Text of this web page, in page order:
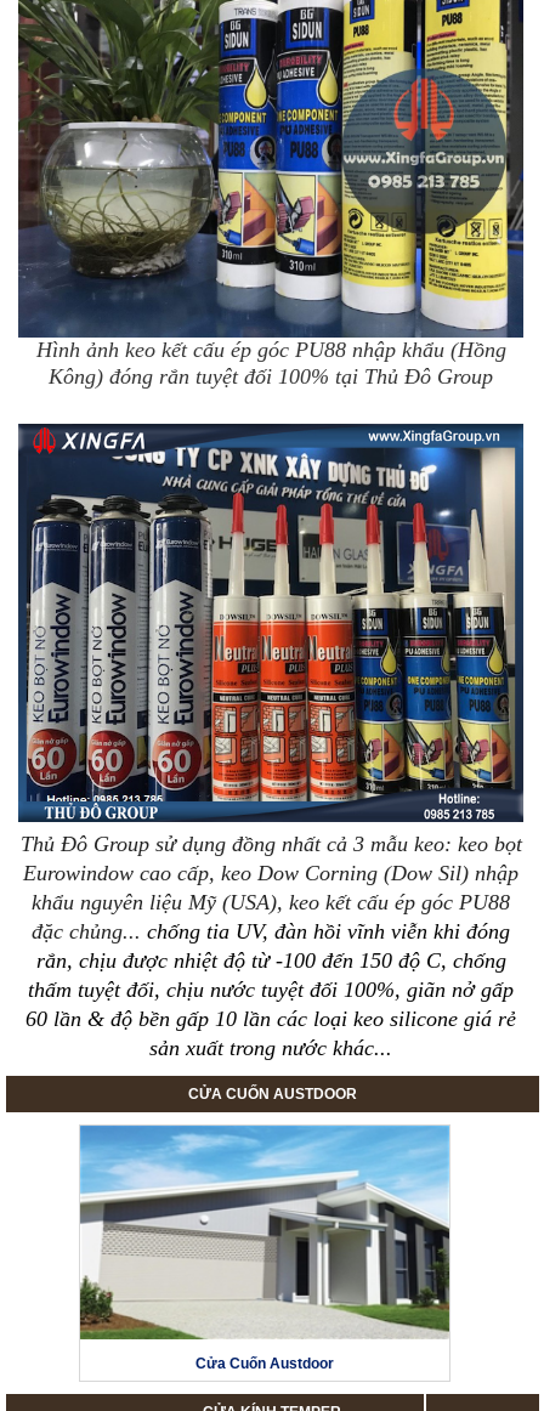
Hình ảnh keo kết cấu ép góc PU88 nhập khẩu (Hồng
Kông) đóng rắn tuyệt đối 100% tại Thủ Đô Group
Thủ Đô Group sử dụng đồng nhất cả 3 mẫu keo: keo bọt
Eurowindow cao cấp, keo Dow Corning (Dow Sil) nhập
khẩu nguyên liệu Mỹ (USA), keo kết cấu ép góc PU88
đặc chủng...chống tia UV, đàn hồi vĩnh viễn khi đóng
rắn, chịu được nhiệt độ từ -100 đến 150 độ C, chống
thấm tuyệt đối, chịu nước tuyệt đối 100%, giãn nở gấp
60 lần & độ bền gấp 10 lầncác loại keo silicone giá rẻ
sản xuất trong nước khác...
CỬA CUỐN AUSTDOOR
Cửa Cuốn Austdoor